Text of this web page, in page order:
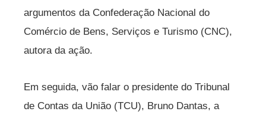
argumentos da Confederação Nacional do
Comércio de Bens, Serviços e Turismo (CNC),
autora da ação.
Em seguida, vão falar o presidente do Tribunal
de Contas da União (TCU), Bruno Dantas, a